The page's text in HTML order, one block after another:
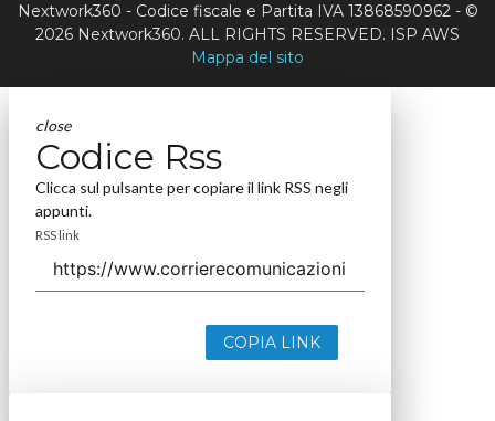
Nextwork360 - Codice fiscale e Partita IVA 13868590962 - ©
2026 Nextwork360. ALL RIGHTS RESERVED. ISP AWS
Mappa del sito
close
Codice Rss
Clicca sul pulsante per copiare il link RSS negli
appunti.
RSS link
COPIA LINK